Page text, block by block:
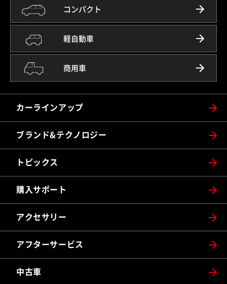
コンパクト
軽自動車
商用車
カーラインアップ
ブランド&テクノロジー
トピックス
購入サポート
アクセサリー
アフターサービス
中古車